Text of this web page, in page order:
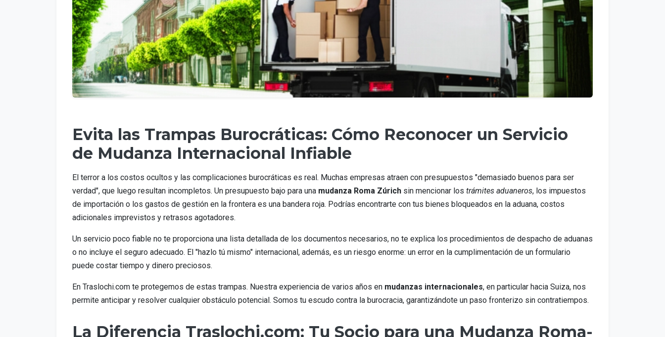
Evita las Trampas Burocráticas: Cómo Reconocer un Servicio
de Mudanza Internacional Infiable
El terror a los costos ocultos y las complicaciones burocráticas es real. Muchas empresas atraen con presupuestos "demasiado buenos para ser
verdad", que luego resultan incompletos. Un presupuesto bajo para una mudanza Roma Zúrich sin mencionar los trámites aduaneros, los impuestos
de importación o los gastos de gestión en la frontera es una bandera roja. Podrías encontrarte con tus bienes bloqueados en la aduana, costos
adicionales imprevistos y retrasos agotadores.
Un servicio poco fiable no te proporciona una lista detallada de los documentos necesarios, no te explica los procedimientos de despacho de aduanas
o no incluye el seguro adecuado. El "hazlo tú mismo" internacional, además, es un riesgo enorme: un error en la cumplimentación de un formulario
puede costar tiempo y dinero preciosos.
En Traslochi.com te protegemos de estas trampas. Nuestra experiencia de varios años en mudanzas internacionales, en particular hacia Suiza, nos
permite anticipar y resolver cualquier obstáculo potencial. Somos tu escudo contra la burocracia, garantizándote un paso fronterizo sin contratiempos.
La Diferencia Traslochi.com: Tu Socio para una Mudanza Roma-